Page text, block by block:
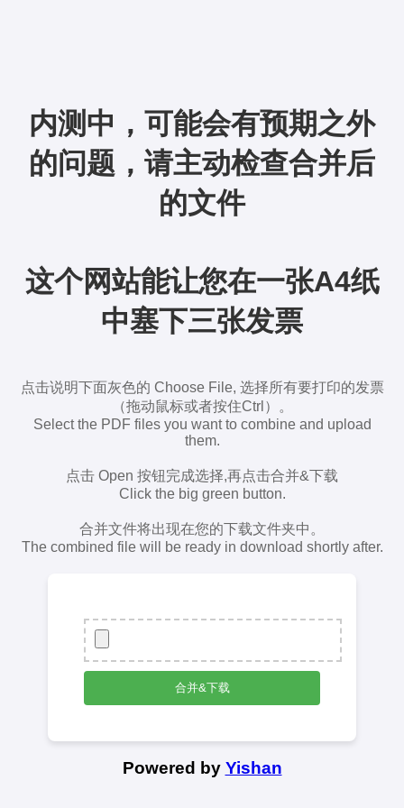
内测中，可能会有预期之外
的问题，请主动检查合并后
的文件
这个网站能让您在一张A4纸
中塞下三张发票
点击说明下面灰色的 Choose File, 选择所有要打印的发票
（拖动鼠标或者按住Ctrl）。
Select the PDF files you want to combine and upload
them.
点击 Open 按钮完成选择,再点击合并&下载
Click the big green button.
合并文件将出现在您的下载文件夹中。
The combined file will be ready in download shortly after.
Powered by Yishan